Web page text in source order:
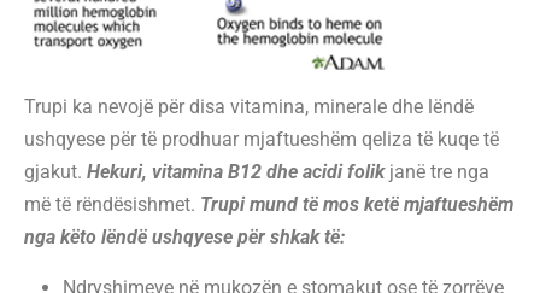
Trupi ka nevojë për disa vitamina, minerale dhe lëndë
ushqyese për të prodhuar mjaftueshëm qeliza të kuqe të
gjakut. Hekuri, vitamina B12 dhe acidi folikjanë tre nga
më të rëndësishmet. Trupi mund të mos ketë mjaftueshëm
nga këto lëndë ushqyese për shkak të:
Ndryshimeve në mukozën e stomakut ose të zorrëve